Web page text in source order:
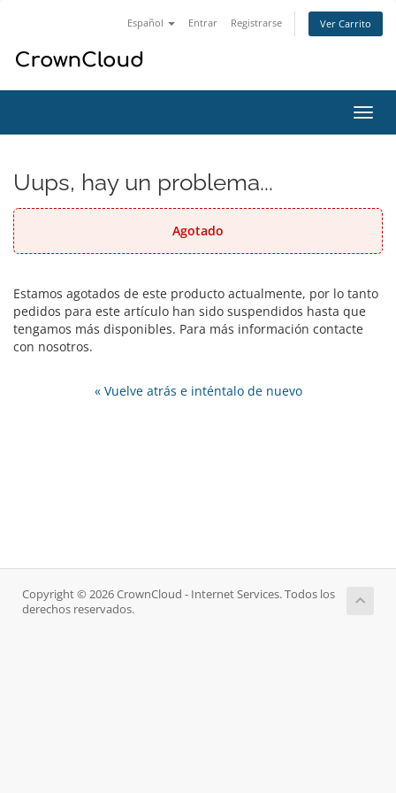
Español Entrar Registrarse Ver Carrito
Uups, hay un problema...
Agotado
Estamos agotados de este producto actualmente, por lo tanto
pedidos para este artículo han sido suspendidos hasta que
tengamos más disponibles. Para más información contacte
con nosotros.
« Vuelve atrás e inténtalo de nuevo
Copyright © 2026 CrownCloud - Internet Services. Todos los
derechos reservados.